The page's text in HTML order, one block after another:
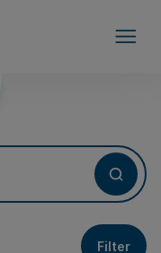
Filter